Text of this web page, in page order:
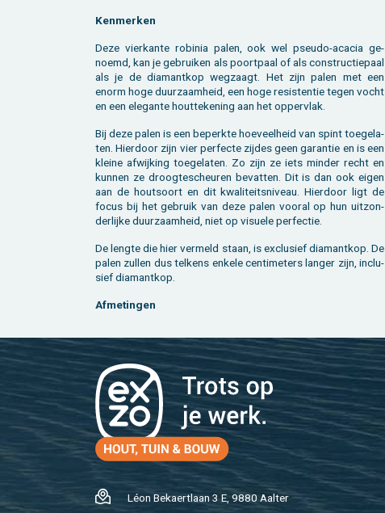
Ken­mer­ken
Deze vier­kan­te ro­bi­nia palen, ook wel pseu­do-aca­cia ge­
noemd, kan je ge­brui­ken als poort­paal of als con­struc­tie­paal
als je de dia­mant­kop weg­zaagt. Het zijn palen met een
enorm hoge duur­zaam­heid, een hoge re­sis­ten­tie tegen vocht
en een ele­gan­te hout­te­ke­ning aan het op­per­vlak.
Bij deze palen is een be­perk­te hoe­veel­heid van spint toe­ge­la­
ten. Hier­door zijn vier per­fec­te zij­des geen ga­ran­tie en is een
klei­ne af­wij­king toe­ge­la­ten. Zo zijn ze iets min­der recht en
kun­nen ze droog­te­scheu­ren be­vat­ten. Dit is dan ook eigen
aan de hout­soort en dit kwa­li­teits­ni­veau. Hier­door ligt de
focus bij het ge­bruik van deze palen voor­al op hun uit­zon­
der­lij­ke duur­zaam­heid, niet op vi­su­e­le per­fec­tie.
De leng­te die hier ver­meld staan, is ex­clu­sief dia­mant­kop. De
palen zul­len dus tel­kens en­ke­le cen­ti­me­ters lan­ger zijn, in­clu­
sief dia­mant­kop.
Af­me­tin­gen
Léon Be­kaert­laan 3 E, 9880 Aal­ter